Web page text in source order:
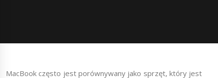
MacBook często jest porównywany jako sprzęt, który jest